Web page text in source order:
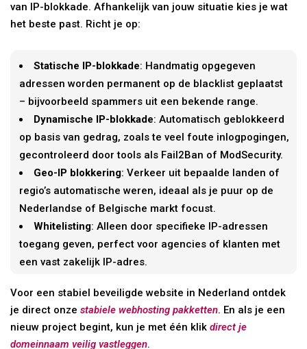
van IP-blokkade. Afhankelijk van jouw situatie kies je wat
het beste past. Richt je op:
Statische IP-blokkade: Handmatig opgegeven
adressen worden permanent op de blacklist geplaatst
– bijvoorbeeld spammers uit een bekende range.
Dynamische IP-blokkade: Automatisch geblokkeerd
op basis van gedrag, zoals te veel foute inlogpogingen,
gecontroleerd door tools als Fail2Ban of ModSecurity.
Geo-IP blokkering: Verkeer uit bepaalde landen of
regio’s automatische weren, ideaal als je puur op de
Nederlandse of Belgische markt focust.
Whitelisting: Alleen door specifieke IP-adressen
toegang geven, perfect voor agencies of klanten met
een vast zakelijk IP-adres.
Voor een stabiel beveiligde website in Nederland ontdek
je direct onzestabiele webhosting pakketten. En als je een
nieuw project begint, kun je met één klikdirect je
domeinnaam veilig vastleggen.